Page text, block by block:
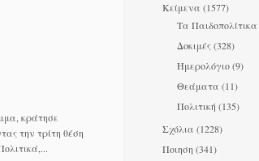
κράτησε
την τρίτη θέση
Κείμενα (1577)
Τα Παιδοπολίτικα
Δοκιμές(328)
Ημερολόγιο(9)
Θεάματα (11)
Πολιτική (135)
Σχόλια (1228)
Ποιηση (341)